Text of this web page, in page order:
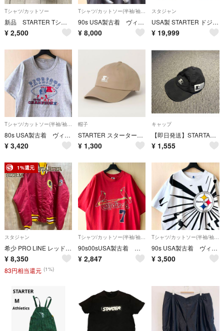
Tシャツ/カットソー
新品 STARTER TシャツPATAGON ナイロンパンツ 110㎝ 2点
¥ 2,500
90s USA製古着 ヴィンテージ ロゴTシャツ NFLカロライナパンサーズ
¥ 8,000
スタジャン
USA製 STARTER ドジャース 前田健太 KENTA 中綿 スタジャン L MLB ナイロンジャケット 90s
¥ 19,999
Tシャツ/カットソー(半袖/袖なし)
80s USA製古着 ヴィンテージ スターター Tシャツ NFL ペイトリオッツ
¥ 3,420
帽子
STARTER スターター キッズ キャップ ベージュ
¥ 1,300
キャップ
【即日発送】STARTAR 黒 キャップ スターター
¥ 1,555
1%還元
スタジャン
希少 PRO LINE レッドスキンズ ナイロンスタジャン M ワインレッド
¥ 8,350
83円相当還元 (1%)
Tシャツ/カットソー(半袖/袖なし)
90s00sUSA製古着 ヴィンテージ Tシャツ J.D.DREW カージナルス
¥ 2,847
Tシャツ/カットソー(半袖/袖なし)
90s USA製古着 ヴィンテージ Tシャツ スティーラーズ 稲妻グラフィック
¥ 3,500